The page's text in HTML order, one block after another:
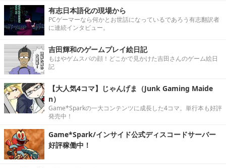
有志日本語化の現場から
PCゲーマーなら何かとお世話になっているであろう有志翻訳者
に連続インタビュー。
吉田輝和のゲームプレイ絵日記
もはやゲムスパの顔！どこかで見かけた吉田さんのゲーム絵日
記
【大人気4コマ】じゃんげま（Junk Gaming Maide
n）
Game*Sparkの一大コンテンツに成長した4コマ。単行本も好評
発売中！
Game*Spark/インサイド公式ディスコードサーバー
好評稼働中！